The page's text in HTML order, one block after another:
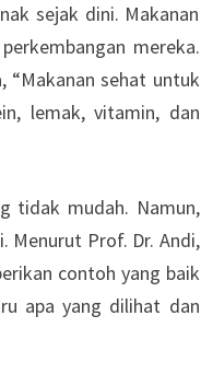
sejak dini. Makanan
mereka.
“Makanan sehat untuk
lemak, vitamin, dan
tidak mudah. Namun,
Menurut Prof. Dr. Andi,
contoh yang baik
apa yang dilihat dan